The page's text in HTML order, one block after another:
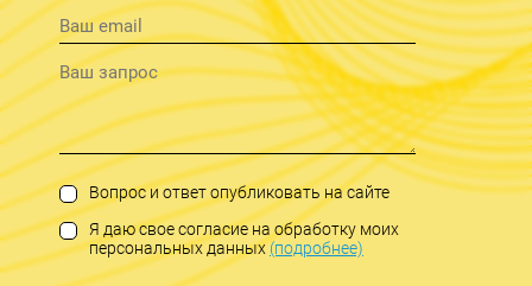
Вопрос и ответ опубликовать на сайте
Я даю свое согласие на обработку моих
персональных данных(подробнее)